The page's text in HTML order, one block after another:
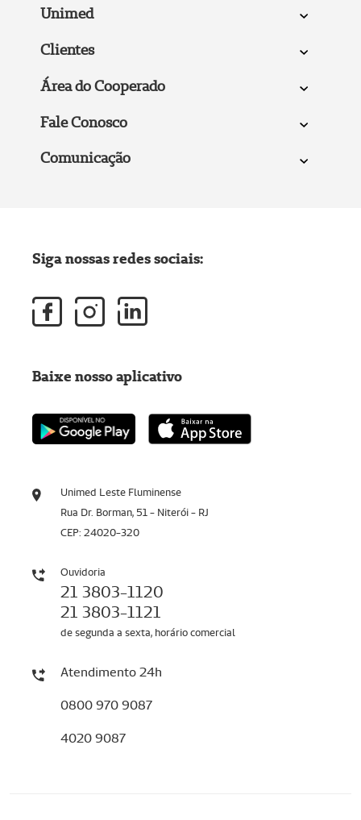
Unimed
Clientes
Área do Cooperado
Fale Conosco
Comunicação
Unimed Leste Fluminense
Rua Dr. Borman, 51 - Niterói - RJ
CEP: 24020-320
Ouvidoria
21 3803-1120
21 3803-1121
de segunda a sexta, horário comercial
Atendimento 24h
0800 970 9087
4020 9087
Siga nossas redes sociais:
Baixe nosso aplicativo